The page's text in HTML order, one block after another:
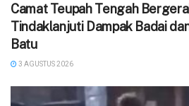
Camat Teupah Tengah
Tindaklanjuti Dampak Badai
Batu
3 AGUSTUS 2026